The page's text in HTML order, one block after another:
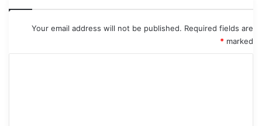
Your email address will not be published. Required fields are
marked
*